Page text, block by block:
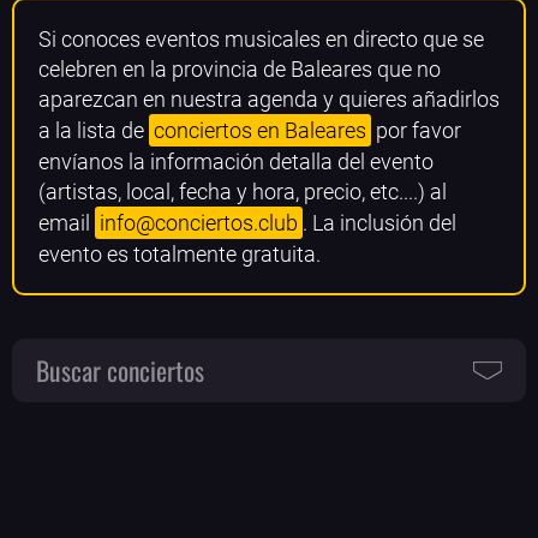
Si conoces eventos musicales en directo que se
celebren en la provincia de Baleares que no
aparezcan en nuestra agenda y quieres añadirlos
a la lista de conciertos en Baleares por favor
envíanos la información detalla del evento
(artistas, local, fecha y hora, precio, etc....) al
email
info@conciertos.club . La inclusión del
evento es totalmente gratuita.
Buscar conciertos